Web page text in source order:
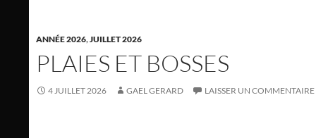
ANNÉE 2026,JUILLET 2026
PLAIES ET BOSSES
4 JUILLET 2026 GAEL GERARD LAISSER UN COMMENTAIRE